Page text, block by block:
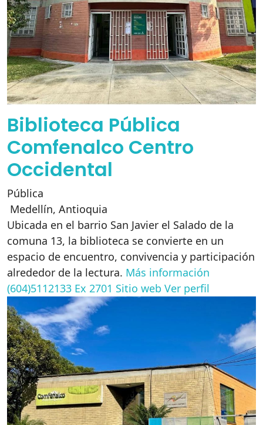
Biblioteca Pública
Comfenalco Centro
Occidental
Pública
Medellín, Antioquia
Ubicada en el barrio San Javier el Salado de la
comuna 13, la biblioteca se convierte en un
espacio de encuentro, convivencia y participación
alrededor de la lectura. Más información
(604)5112133 Ex 2701 Sitio web Ver perfil